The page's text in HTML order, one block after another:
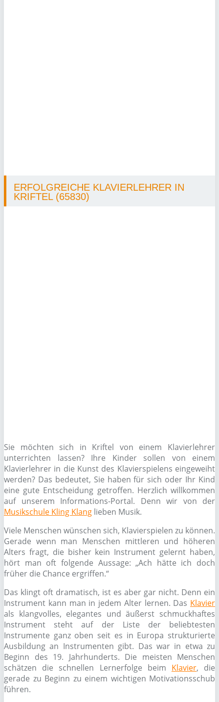
ERFOLGREICHE KLAVIERLEHRER IN
KRIFTEL (65830)
Sie möchten sich in Kriftel von einem Klavierlehrer
unterrichten lassen? Ihre Kinder sollen von einem
Klavierlehrer in die Kunst des Klavierspielens eingeweiht
werden? Das bedeutet, Sie haben für sich oder Ihr Kind
eine gute Entscheidung getroffen. Herzlich willkommen
auf unserem Informations-Portal. Denn wir von der
Musikschule Kling Klang lieben Musik.
Viele Menschen wünschen sich, Klavierspielen zu können.
Gerade wenn man Menschen mittleren und höheren
Alters fragt, die bisher kein Instrument gelernt haben,
hört man oft folgende Aussage: „Ach hätte ich doch
früher die Chance ergriffen.“
Das klingt oft dramatisch, ist es aber gar nicht. Denn ein
Instrument kann man in jedem Alter lernen. Das Klavier
als klangvolles, elegantes und äußerst schmuckhaftes
Instrument steht auf der Liste der beliebtesten
Instrumente ganz oben seit es in Europa strukturierte
Ausbildung an Instrumenten gibt. Das war in etwa zu
Beginn des 19. Jahrhunderts. Die meisten Menschen
schätzen die schnellen Lernerfolge beim Klavier, die
gerade zu Beginn zu einem wichtigen Motivationsschub
führen.